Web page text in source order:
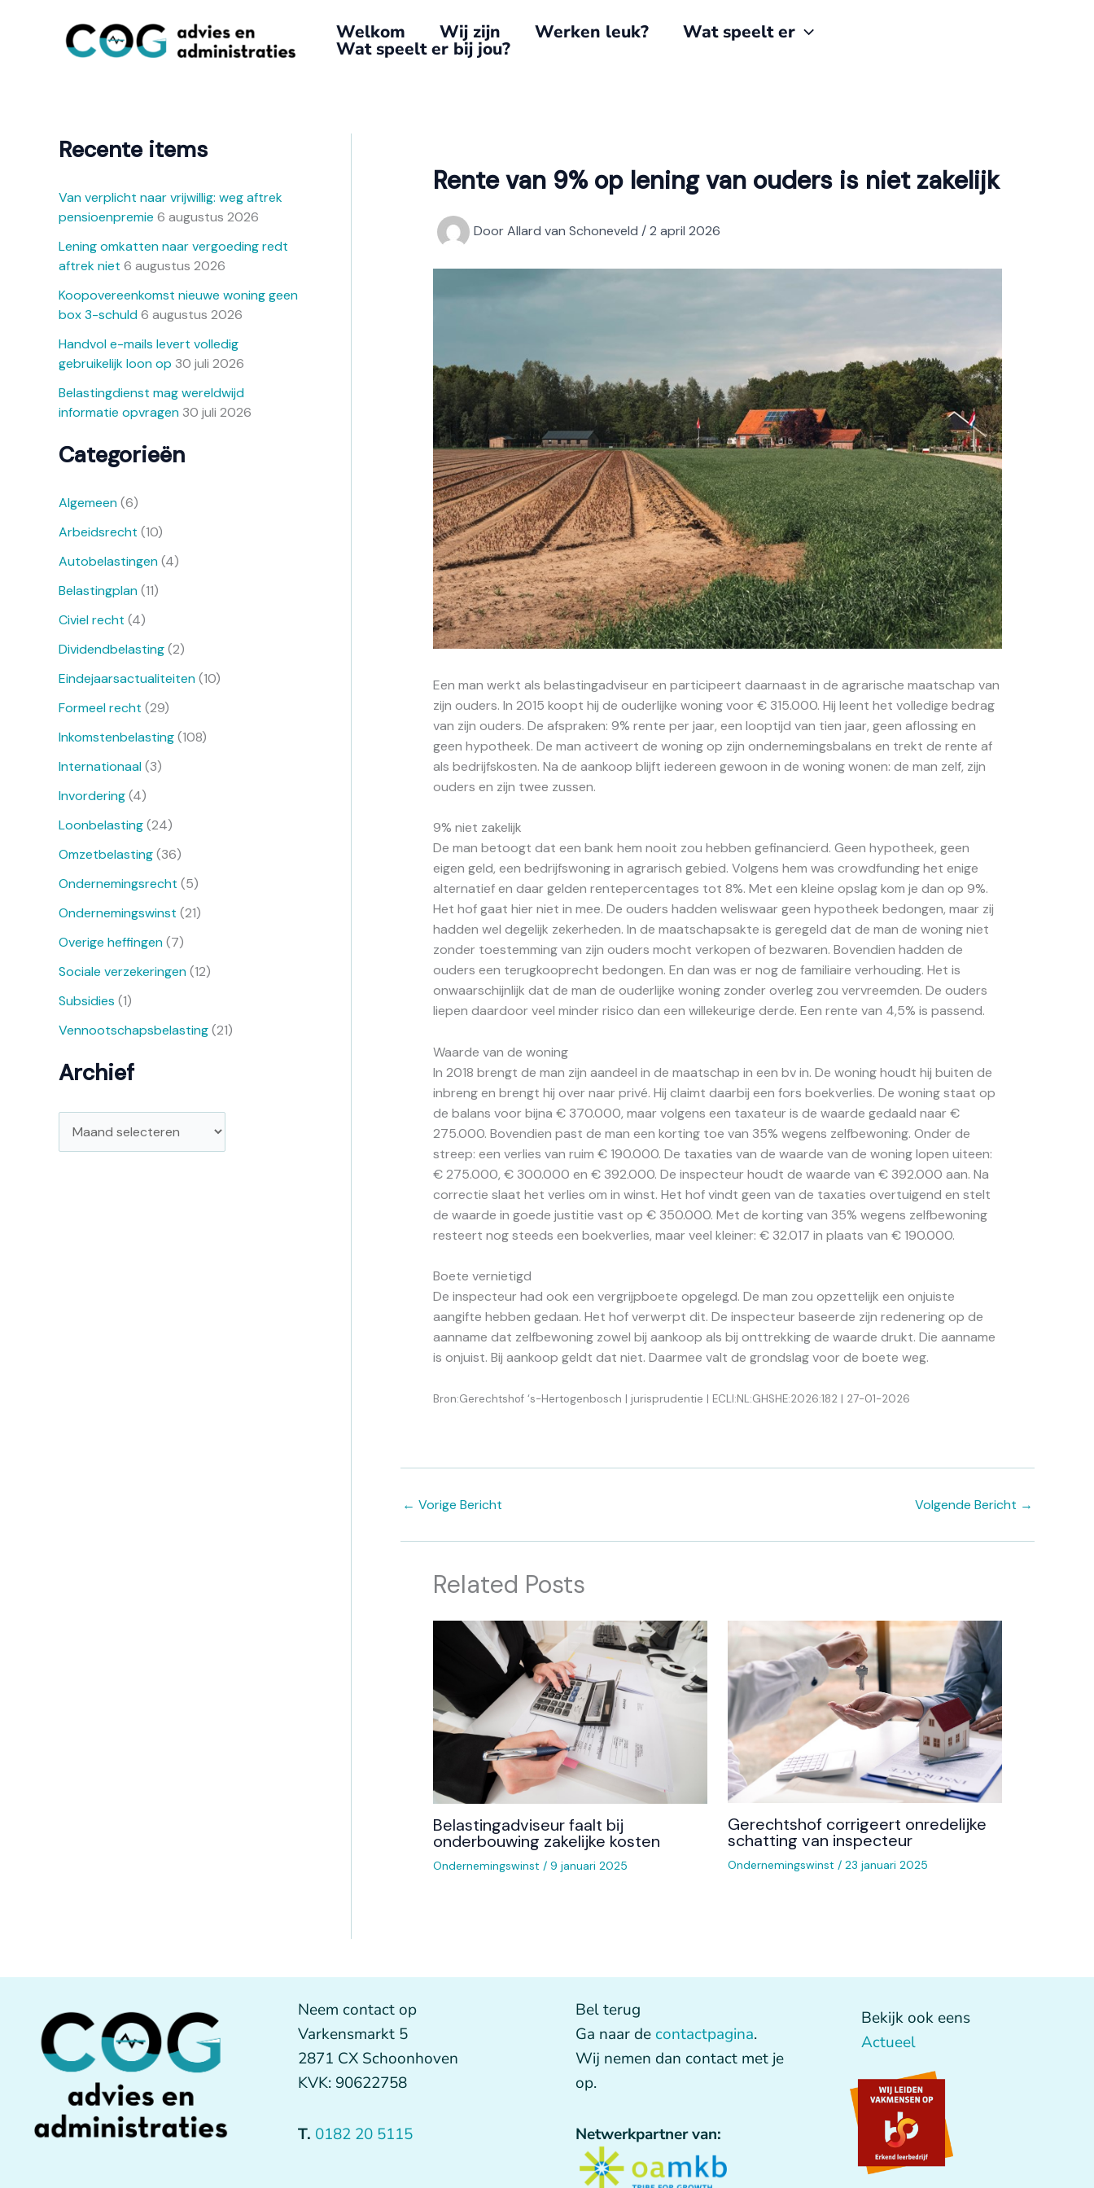
Welkom Wij zijn Werken leuk? Wat speelt er
Wat speelt er bij jou?
Recente items
Van verplicht naar vrijwillig: weg aftrek
pensioenpremie 6 augustus 2026
Lening omkatten naar vergoeding redt
aftrek niet 6 augustus 2026
Koopovereenkomst nieuwe woning geen
box 3-schuld6 augustus 2026
Handvol e-mails levert volledig
gebruikelijk loon op 30 juli 2026
Belastingdienst mag wereldwijd
informatie opvragen 30 juli 2026
Categorieën
Algemeen(6)
Arbeidsrecht (10)
Autobelastingen(4)
Belastingplan(11)
Civiel recht (4)
Dividendbelasting(2)
Eindejaarsactualiteiten(10)
Formeel recht (29)
Inkomstenbelasting(108)
Internationaal(3)
Invordering(4)
Loonbelasting(24)
Omzetbelasting(36)
Ondernemingsrecht (5)
Ondernemingswinst (21)
Overige heffingen(7)
Sociale verzekeringen(12)
Subsidies (1)
Vennootschapsbelasting(21)
Archief
e
Rente van 9% op lening van ouders is niet zakelijk
DoorAllard van Schoneveld /2 april 2026
Een man werkt als belastingadviseur en participeert daarnaast in de agrarische maatschap van
zijn ouders. In 2015 koopt hij de ouderlijke woning voor € 315.000. Hij leent het volledige bedrag
van zijn ouders. De afspraken: 9% rente per jaar, een looptijd van tien jaar, geen aflossing en
geen hypotheek. De man activeert de woning op zijn ondernemingsbalans en trekt de rente af
als bedrijfskosten. Na de aankoop blijft iedereen gewoon in de woning wonen: de man zelf, zijn
ouders en zijn twee zussen.
9% niet zakelijk
De man betoogt dat een bank hem nooit zou hebben gefinancierd. Geen hypotheek, geen
eigen geld, een bedrijfswoning in agrarisch gebied. Volgens hem was crowdfunding het enige
alternatief en daar gelden rentepercentages tot 8%. Met een kleine opslag kom je dan op 9%.
Het hof gaat hier niet in mee. De ouders hadden weliswaar geen hypotheek bedongen, maar zij
hadden wel degelijk zekerheden. In de maatschapsakte is geregeld dat de man de woning niet
zonder toestemming van zijn ouders mocht verkopen of bezwaren. Bovendien hadden de
ouders een terugkooprecht bedongen. En dan was er nog de familiaire verhouding. Het is
onwaarschijnlijk dat de man de ouderlijke woning zonder overleg zou vervreemden. De ouders
liepen daardoor veel minder risico dan een willekeurige derde. Een rente van 4,5% is passend.
Waarde van de woning
In 2018 brengt de man zijn aandeel in de maatschap in een bv in. De woning houdt hij buiten de
inbreng en brengt hij over naar privé. Hij claimt daarbij een fors boekverlies. De woning staat op
de balans voor bijna € 370.000, maar volgens een taxateur is de waarde gedaald naar €
275.000. Bovendien past de man een korting toe van 35% wegens zelfbewoning. Onder de
streep: een verlies van ruim € 190.000. De taxaties van de waarde van de woning lopen uiteen:
€ 275.000, € 300.000 en € 392.000. De inspecteur houdt de waarde van € 392.000 aan. Na
correctie slaat het verlies om in winst. Het hof vindt geen van de taxaties overtuigend en stelt
de waarde in goede justitie vast op € 350.000. Met de korting van 35% wegens zelfbewoning
resteert nog steeds een boekverlies, maar veel kleiner: € 32.017 in plaats van € 190.000.
Boete vernietigd
De inspecteur had ook een vergrijpboete opgelegd. De man zou opzettelijk een onjuiste
aangifte hebben gedaan. Het hof verwerpt dit. De inspecteur baseerde zijn redenering op de
aanname dat zelfbewoning zowel bij aankoop als bij onttrekking de waarde drukt. Die aanname
is onjuist. Bij aankoop geldt dat niet. Daarmee valt de grondslag voor de boete weg.
Bron:Gerechtshof ‘s-Hertogenbosch | jurisprudentie | ECLI:NL:GHSHE:2026:182 | 27-01-2026
← Vorige Bericht Volgende Bericht →
Related Posts
Belastingadviseur faalt bij
onderbouwing zakelijke kosten
Ondernemingswinst / 9 januari 2025
Gerechtshof corrigeert onredelijke
schatting van inspecteur
Ondernemingswinst / 23 januari 2025
Neem contact op
Varkensmarkt 5
2871 CX Schoonhoven
KVK: 90622758
T. 0182 20 5115
Bel terug
Ga naar de contactpagina.
Wij nemen dan contact met je
op.
Netwerkpartner van:
Bekijk ook eens
Actueel